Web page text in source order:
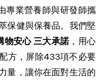
專業營養師與研發師攜
保健與保養品。我們堅
物安心 三大承諾，用心
方，屏除433項不必要
量，讓你在面對生活的